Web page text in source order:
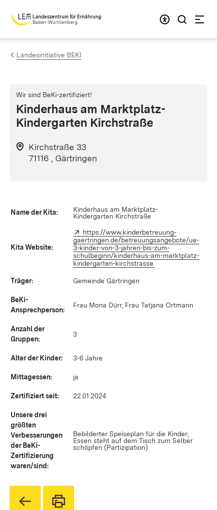
Zum Inhalt springen
Landeszentrum für Ernährung
Baden-Württemberg
Landesinitiative BEKI
Wir sind BeKi-zertifiziert!
Kinderhaus am Marktplatz-
Kindergarten Kirchstraße
Kirchstraße 33
71116 , Gärtringen
Name der Kita:
Kinderhaus am Marktplatz-
Kindergarten Kirchstraße
Kita Website:
Extern:
https://www.kinderbetreuung-
gaertringen.de/betreuungsangebote/ue-
3-kinder-von-3-jahren-bis-zum-
schulbeginn/kinderhaus-am-marktplatz-
kindergarten-kirchstrasse
Träger: Gemeinde Gärtringen
BeKi-
Ansprechperson:
Frau Mona Dürr, Frau Tatjana Ortmann
Anzahl der
Gruppen:
3
Alter der Kinder: 3-6 Jahre
Mittagessen: ja
Zertifiziert seit: 22.01.2024
Unsere drei
größten
Verbesserungen
der BeKi-
Zertifizierung
waren/sind:
Bebilderter Speiseplan für die Kinder;
Essen steht auf dem Tisch zum Selber
schöpfen (Partizipation)